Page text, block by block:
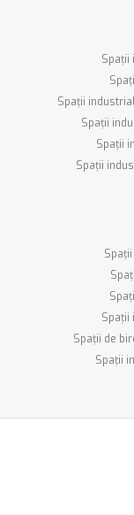
Spații
Spații
Spații
Spații
Spații
Spații
Spații de
Spații